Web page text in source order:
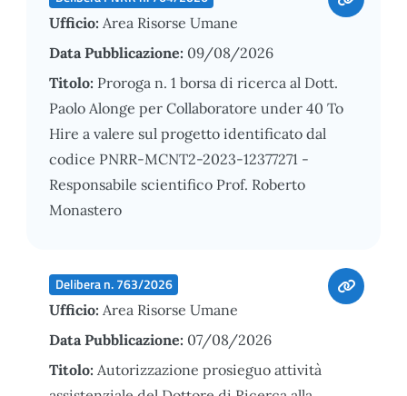
Ufficio: Area Risorse Umane
Data Pubblicazione: 09/08/2026
Titolo: Proroga n. 1 borsa di ricerca al Dott.
Paolo Alonge per Collaboratore under 40 To
Hire a valere sul progetto identificato dal
codice PNRR-MCNT2-2023-12377271 -
Responsabile scientifico Prof. Roberto
Monastero
Delibera n. 763/2026
Ufficio: Area Risorse Umane
Data Pubblicazione: 07/08/2026
Titolo: Autorizzazione prosieguo attività